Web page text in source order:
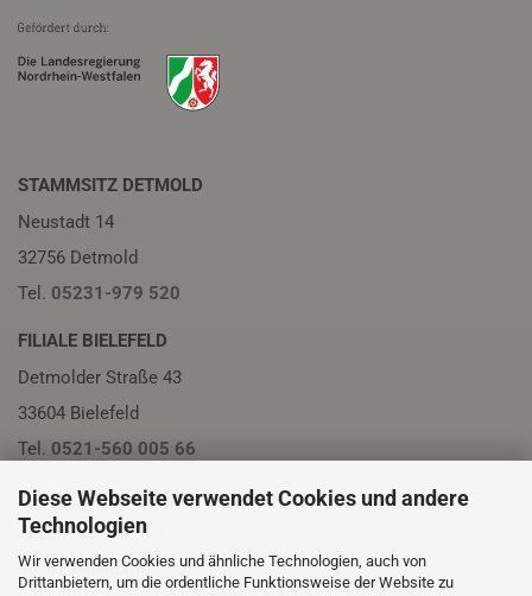
Diese Webseite verwendet Cookies und andere
Technologien
Wir verwenden Cookies und ähnliche Technologien, auch von
Drittanbietern, um die ordentliche Funktionsweise der Website zu
STAMMSITZ DETMOLD
Neustadt 14
32756 Detmold
Tel. 05231-979 520
FILIALE BIELEFELD
Detmolder Straße 43
33604 Bielefeld
Tel. 0521-560 005 66
FILIALE PADERBORN
Friedrichstraße 13
33102 Paderborn